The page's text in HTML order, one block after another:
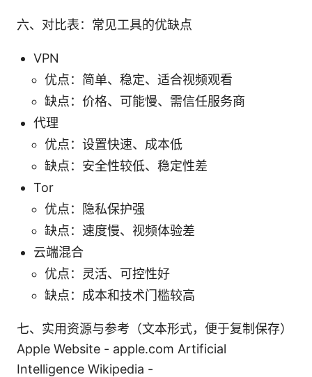
六、对比表：常见工具的优缺点
VPN
优点：简单、稳定、适合视频观看
缺点：价格、可能慢、需信任服务商
代理
优点：设置快速、成本低
缺点：安全性较低、稳定性差
Tor
优点：隐私保护强
缺点：速度慢、视频体验差
云端混合
优点：灵活、可控性好
缺点：成本和技术门槛较高
七、实用资源与参考（文本形式，便于复制保存）
Apple Website - apple.com Artificial
Intelligence Wikipedia -